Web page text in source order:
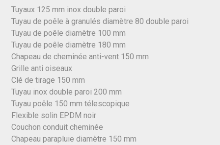
Tuyaux 125 mm inox double paroi
Tuyau de poêle à granulés diamètre 80 double paroi
Tuyau de poêle diamètre 100 mm
Tuyau de poêle diamètre 180 mm
Chapeau de cheminée anti-vent 150 mm
Grille anti oiseaux
Clé de tirage 150 mm
Tuyau inox double paroi 200 mm
Tuyau poêle 150 mm télescopique
Flexible solin EPDM noir
Couchon conduit cheminée
Chapeau parapluie diamètre 150 mm